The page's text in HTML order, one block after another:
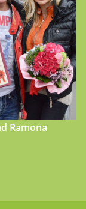
Ramona